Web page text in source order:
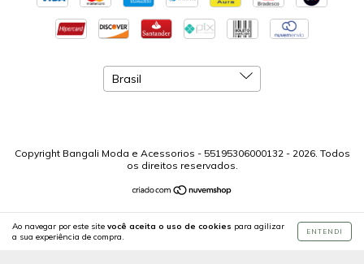
Ao navegar por este site você aceita o uso de cookies para agilizar
a sua experiência de compra.
ENTENDI
Copyright Bangali Moda e Acessorios - 55195306000132 - 2026. Todos
os direitos reservados.